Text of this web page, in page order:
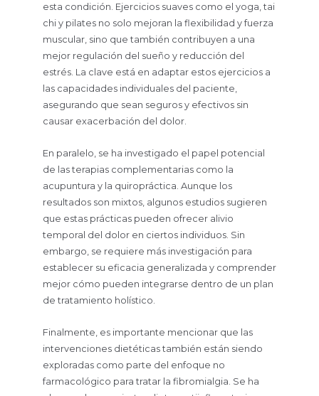
esta condición. Ejercicios suaves como el yoga, tai
chi y pilates no solo mejoran la flexibilidad y fuerza
muscular, sino que también contribuyen a una
mejor regulación del sueño y reducción del
estrés. La clave está en adaptar estos ejercicios a
las capacidades individuales del paciente,
asegurando que sean seguros y efectivos sin
causar exacerbación del dolor.
En paralelo, se ha investigado el papel potencial
de las terapias complementarias como la
acupuntura y la quiropráctica. Aunque los
resultados son mixtos, algunos estudios sugieren
que estas prácticas pueden ofrecer alivio
temporal del dolor en ciertos individuos. Sin
embargo, se requiere más investigación para
establecer su eficacia generalizada y comprender
mejor cómo pueden integrarse dentro de un plan
de tratamiento holístico.
Finalmente, es importante mencionar que las
intervenciones dietéticas también están siendo
exploradas como parte del enfoque no
farmacológico para tratar la fibromialgia. Se ha